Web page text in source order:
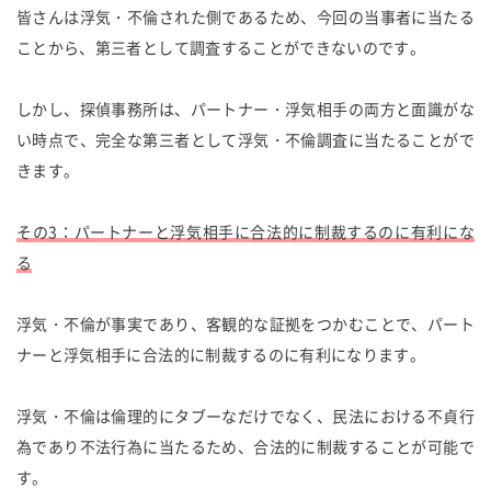
皆さんは浮気・不倫された側であるため、今回の当事者に当たる
ことから、第三者として調査することができないのです。
しかし、探偵事務所は、パートナー・浮気相手の両方と面識がな
い時点で、完全な第三者として浮気・不倫調査に当たることがで
きます。
その3：パートナーと浮気相手に合法的に制裁するのに有利にな
る
浮気・不倫が事実であり、客観的な証拠をつかむことで、パート
ナーと浮気相手に合法的に制裁するのに有利になります。
浮気・不倫は倫理的にタブーなだけでなく、民法における不貞行
為であり不法行為に当たるため、合法的に制裁することが可能で
す。